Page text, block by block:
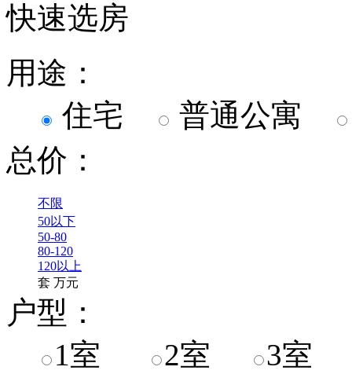
快速选房
用途：
住宅
普通公寓
总价：
不限
50以下
50-80
80-120
120以上
套 万元
户型：
1室
2室
3室